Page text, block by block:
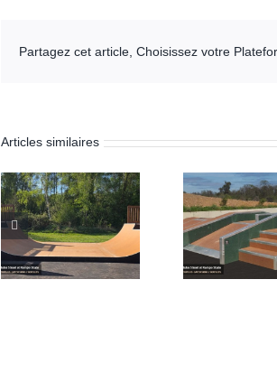
Partagez cet article, Choisissez votre
Articles similaires
Skatepark de
Ghisonaccia
(Corse 2B)